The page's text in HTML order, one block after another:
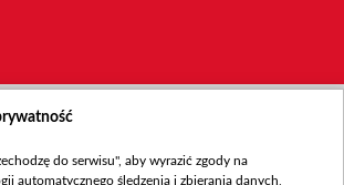
do serwisu", aby wyrazić zgody na
automatycznego śledzenia i zbierania danych,